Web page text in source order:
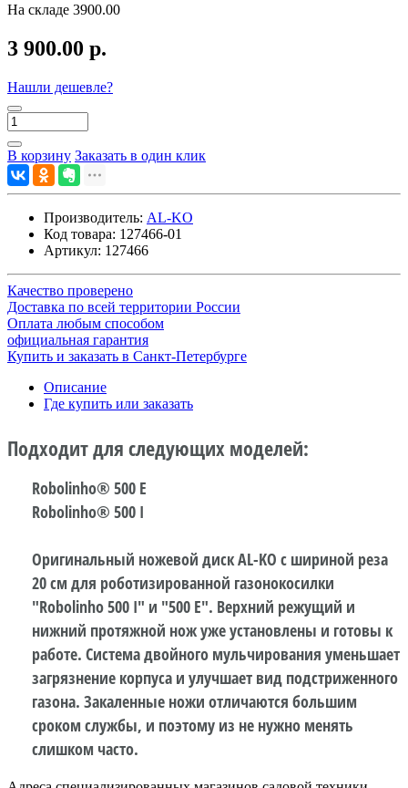
На складе 3900.00
3 900.00 р.
Нашли дешевле?
В корзину Заказать в один клик
Производитель: AL-KO
Код товара: 127466-01
Артикул: 127466
Качество проверено
Доставка по всей территории России
Оплата любым способом
официальная гарантия
Купить и заказать в Санкт-Петербурге
Описание
Где купить или заказать
Подходит для следующих моделей:
Robolinho® 500 E
Robolinho® 500 I
Оригинальный ножевой диск AL-KO с шириной реза
20 см для роботизированной газонокосилки
"Robolinho 500 I" и "500 E". Верхний режущий и
нижний протяжной нож уже установлены и готовы к
работе. Система двойного мульчирования уменьшает
загрязнение корпуса и улучшает вид подстриженного
газона. Закаленные ножи отличаются большим
сроком службы, и поэтому из не нужно менять
слишком часто.